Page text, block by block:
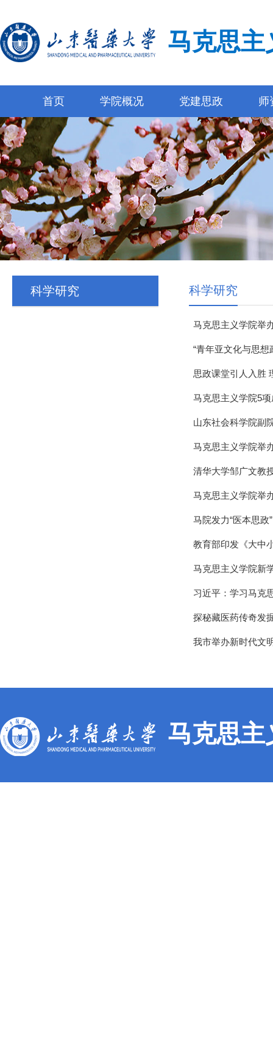
马克思主
首页 学院概况 党建思政 师
科学研究 科学研究
马克思主义学院举
“青年亚文化与思
思政课堂引人入胜
马克思主义学院5
山东社会科学院副
马克思主义学院举
清华大学邹广文教
马克思主义学院举
马院发力“医本思
教育部印发《大中
马克思主义学院新
习近平：学习马克
探秘藏医药传奇发
我市举办新时代文
马克思主